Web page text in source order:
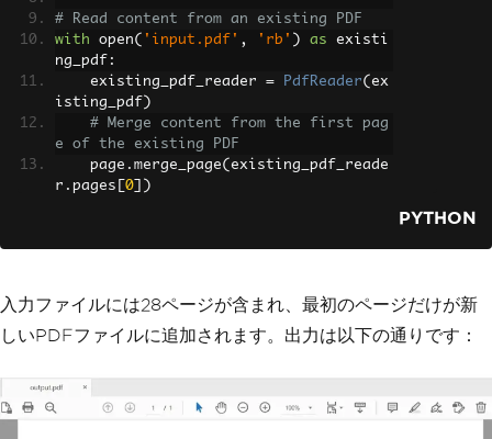
# Read content from an existing PDF
with open( 'input.pdf' , 'rb' ) as existi
ng_pdf :
    existing_pdf_reader
= PdfReader( ex
isting_pdf )
# Merge content from the first pag
e of the existing PDF
    page
. merge_page( existing_pdf_reade
r . pages 0 ])
with open('output.pdf', 'wb') as outpu
PYTHON
入力ファイルには28ページが含まれ、最初のページだけが新
しいPDFファイルに追加されます。出力は以下の通りです：